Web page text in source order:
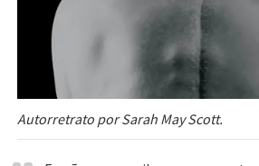
Autorretrato por Sarah May Scott.